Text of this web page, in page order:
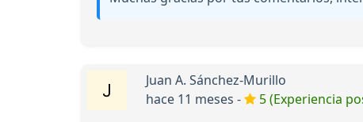
Juan A. Sánchez-Murillo
hace 11 meses -
5 (Experiencia